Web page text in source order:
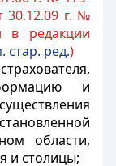
30.12.09 г. №
в редакции
стар. ред.)
и
области,
и столицы;